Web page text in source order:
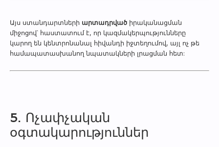
Այս ստանդարտների արտադրված իրականացման
միջոցով՝ հաստատում է, որ կազմակերպությունները
կարող են կենտրոնանալ հիվանդի իջտեղումով, այլ ոչ թե
համապատասխանող նպատակների լրացման հետ:
5. Ոչափչական
օգտակարություններ